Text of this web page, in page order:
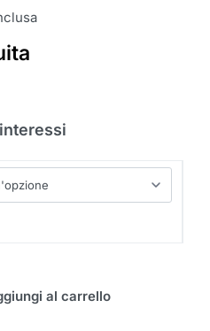
al carrello